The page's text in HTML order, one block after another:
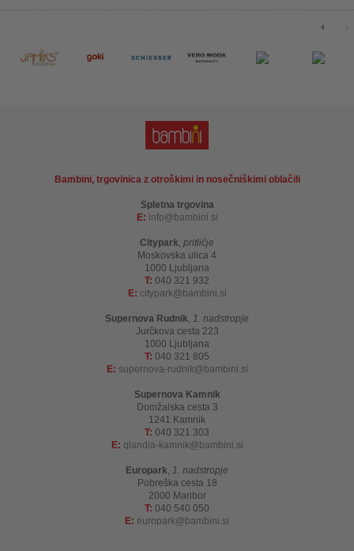
Bambini, trgovinica z otroškimi in nosečniškimi oblačili
Spletna trgovina
E: info bambini.si
Citypark, pritličje
Moskovska ulica 4
1000 Ljubljana
T: 040 321 932
E: citypark bambini.si
Supernova Rudnik, 1. nadstropje
Jurčkova cesta 223
1000 Ljubljana
T: 040 321 805
E: supernova-rudnik bambini.si
Supernova Kamnik
Domžalska cesta 3
1241 Kamnik
T: 040 321 303
E: qlandia-kamnik bambini.si
Europark, 1. nadstropje
Pobreška cesta 18
2000 Maribor
T: 040 540 050
E: europark bambini.si